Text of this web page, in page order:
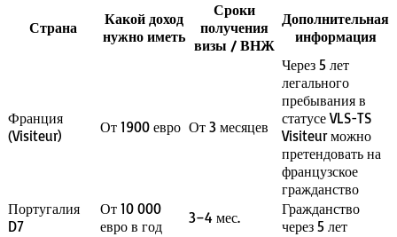
Страна
Какой доход
нужно иметь
Сроки
получения
визы / ВНЖ
Дополнительная
информация
Франция
(Visiteur)
От 1900 евро От 3 месяцев
Через 5 лет
легального
пребывания в
статусе VLS-TS
Visiteur можно
претендовать на
французское
гражданство
Португалия
D7
От 10 000
евро в год
3–4 мес.
Гражданство
через 5 лет